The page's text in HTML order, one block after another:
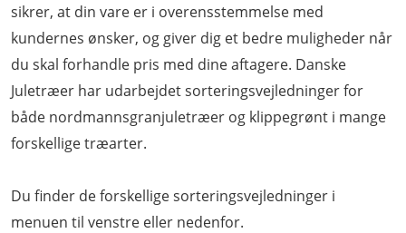
sikrer, at din vare er i overensstemmelse med
kundernes ønsker, og giver dig et bedre muligheder når
du skal forhandle pris med dine aftagere. Danske
Juletræer har udarbejdet sorteringsvejledninger for
både nordmannsgranjuletræer og klippegrønt i mange
forskellige træarter.
Du finder de forskellige sorteringsvejledninger i
menuen til venstre eller nedenfor.